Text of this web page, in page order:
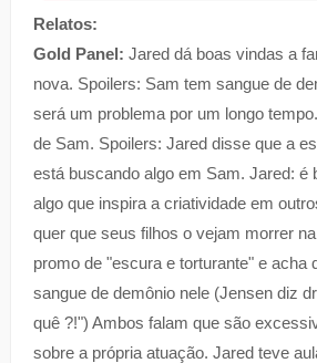
Relatos:
Gold Panel: Jared dá boas vindas a
nova. Spoilers: Sam tem sangue de
será um problema por um longo
de Sam. Spoilers: Jared disse que a
está buscando algo em Sam. Jared: é
algo que inspira a criatividade em
quer que seus filhos o vejam morrer
promo de "escura e torturante" e acha
sangue de demônio nele (Jensen diz
quê ?!") Ambos falam que são
sobre a própria atuação. Jared teve